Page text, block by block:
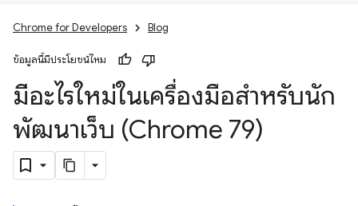
Chrome for Developers Blog
ข้อมูลนี้มีประโยชน์ไหม
มีอะไรใหม่ในเครื่องมือสำหรับนัก
พัฒนาเว็บ (Chrome 79)